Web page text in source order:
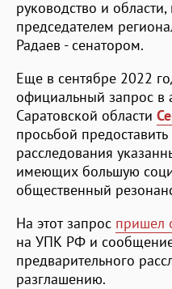
руководство и
председателем
Радаев - сенатором.
Еще в сентябре 2022
официальный запрос в
Саратовской области
просьбой
расследования
имеющих большую
общественный
На этот запрос пришел
на УПК РФ и
предварительного
разглашению.